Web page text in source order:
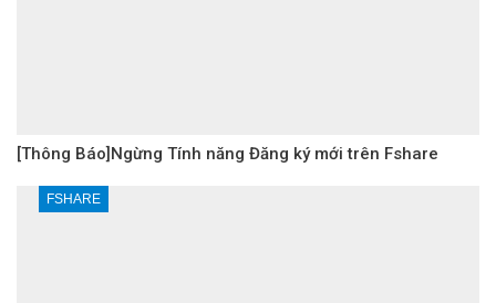
[Thông Báo]Ngừng Tính năng Đăng ký mới trên Fshare
FSHARE